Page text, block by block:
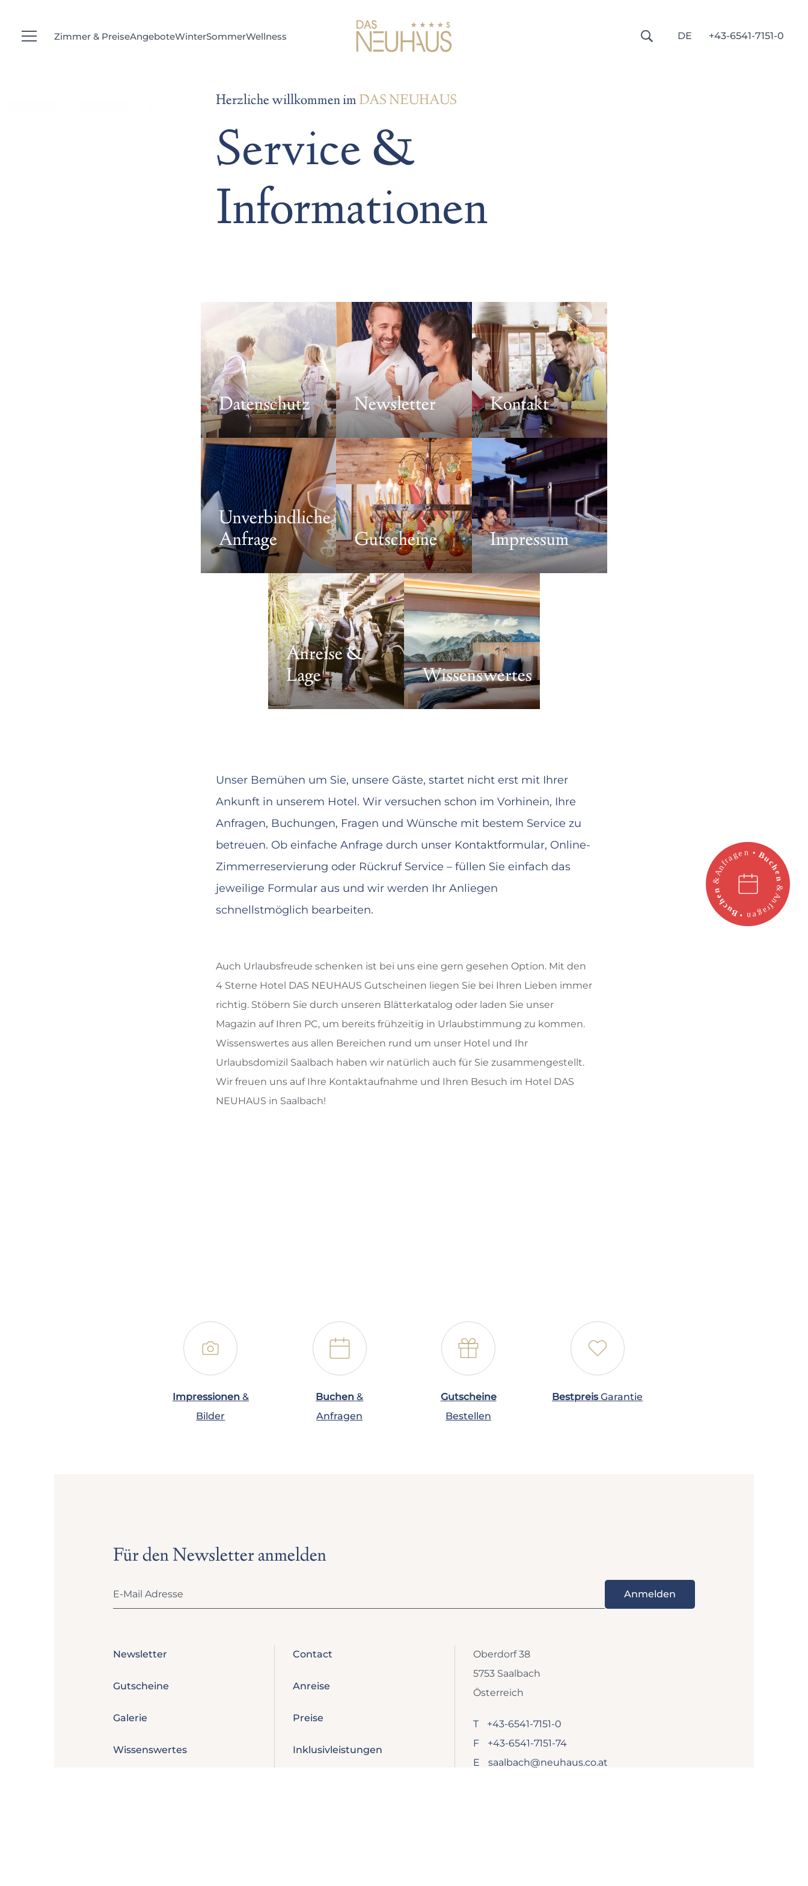
-----------
-----------
----
Zimmer & PreiseAngeboteWinterSommerWellness DE +43-6541-7151-0
Herzliche willkommen imDAS NEUHAUS
Service &
Informationen
Datenschutz Newsletter Kontakt
Unverbindliche
Anfrage
Gutscheine Impressum
Anreise &
Lage
Wissenswertes
Unser Bemühen um Sie, unsere Gäste, startet nicht erst mit Ihrer
Ankunft in unserem Hotel. Wir versuchen schon im Vorhinein, Ihre
Anfragen, Buchungen, Fragen und Wünsche mit bestem Service zu
betreuen. Ob einfache Anfrage durch unser Kontaktformular, Online-
Zimmerreservierung oder Rückruf Service – füllen Sie einfach das
jeweilige Formular aus und wir werden Ihr Anliegen
schnellstmöglich bearbeiten.
Auch Urlaubsfreude schenken ist bei uns eine gern gesehen Option. Mit den
4 Sterne Hotel DAS NEUHAUS Gutscheinen liegen Sie bei Ihren Lieben immer
richtig. Stöbern Sie durch unseren Blätterkatalog oder laden Sie unser
Magazin auf Ihren PC, um bereits frühzeitig in Urlaubstimmung zu kommen.
Wissenswertes aus allen Bereichen rund um unser Hotel und Ihr
Urlaubsdomizil Saalbach haben wir natürlich auch für Sie zusammengestellt.
Wir freuen uns auf Ihre Kontaktaufnahme und Ihren Besuch im Hotel DAS
NEUHAUS in Saalbach!
📷
Impressionen&
Bilder
📅
Buchen &
Anfragen
🎁
Gutscheine
Bestellen
❤
BestpreisGarantie
Newsletter Contact
Gutscheine Anreise
Galerie Preise
Wissenswertes Inklusivleistungen
Oberdorf 38
5753 Saalbach
Österreich
T
+43-6541-7151-0
F
+43-6541-7151-74
E
saalbach@neuhaus.co.at
Für den Newsletter anmelden
Anmelden